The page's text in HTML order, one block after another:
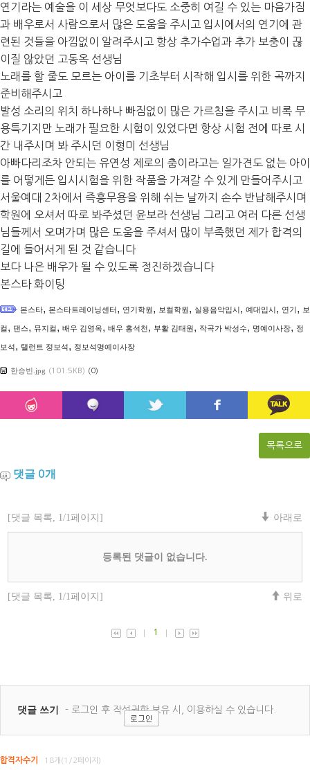
연기라는 예술을 이 세상 무엇보다도 소중히 여길 수 있는 마음가짐
과 배우로서 사람으로서 많은 도움을 주시고 입시에서의 연기에 관
련된 것들을 아낌없이 알려주시고 항상 추가수업과 추가 보충이 끊
이질 않았던 고동옥 선생님
노래를 할 줄도 모르는 아이를 기초부터 시작해 입시를 위한 곡까지
준비해주시고
발성 소리의 위치 하나하나 빠짐없이 많은 가르침을 주시고 비록 무
용특기지만 노래가 필요한 시험이 있었다면 항상 시험 전에 따로 시
간 내주시며 봐 주시던 이형미 선생님
아빠다리조차 안되는 유연성 제로의 춤이라고는 일가견도 없는 아이
를 어떻게든 입시시험을 위한 작품을 가져갈 수 있게 만들어주시고
서울예대 2차에서 즉흥무용을 위해 쉬는 날까지 손수 반납해주시며
학원에 오셔서 따로 봐주셨던 윤보라 선생님 그리고 여러 다른 선생
님들께서 오며가며 많은 도움을 주셔서 많이 부족했던 제가 합격의
길에 들어서게 된 것 같습니다
보다 나은 배우가 될 수 있도록 정진하겠습니다
본스타 화이팅
본스타, 본스타트레이닝센터, 연기학원, 보컬학원, 실용음악입시, 예대입시, 연기, 보
컬, 댄스, 뮤지컬, 배우 김영옥, 배우 홍석천, 부활 김태원, 작곡가 박성수, 명예이사장, 정
보석, 탤런트 정보석, 정보석명예이사장
한승빈.jpg (101.5KB) (0)
목록으로
댓글 0개
합격자수기 18개(1/2페이지)